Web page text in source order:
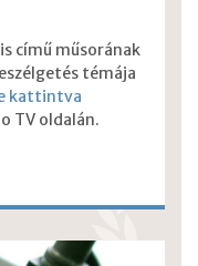
című műsorának
témája
kattintva
TV oldalán.